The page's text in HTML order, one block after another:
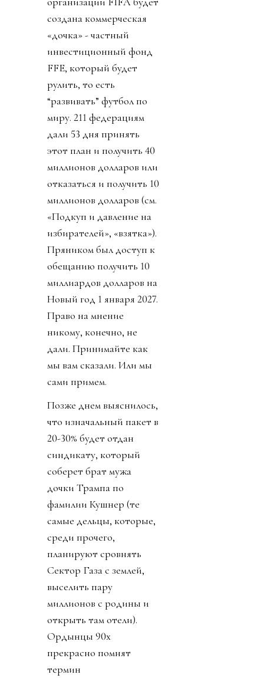
создана коммерческая
«дочка» - частный
инвестиционный фонд
FFE, который будет
рулить, то есть
“развивать” футбол по
миру. 211 федерациям
дали 53 дня принять
этот план и получить 40
миллионов долларов или
отказаться и получить 10
миллионов долларов (см.
«Подкуп и давление на
избирателей», «взятка»).
Пряником был доступ к
обещанию получить 10
миллиардов долларов на
Новый год 1 января 2027.
Право на мнение
никому, конечно, не
дали. Принимайте как
мы вам сказали. Или мы
сами примем.
Позже днем выяснилось,
что изначальный пакет в
20-30% будет отдан
синдикату, который
соберет брат мужа
дочки Трампа по
фамилии Кушнер (те
самые дельцы, которые,
среди прочего,
планируют сровнять
Сектор Газа с землей,
выселить пару
миллионов с родины и
открыть там отели).
Ордынцы 90х
прекрасно помнят
термин